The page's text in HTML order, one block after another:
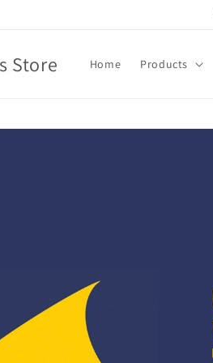
Store Home Products